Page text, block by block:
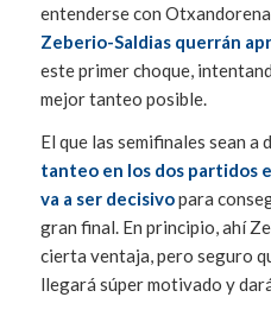
entenderse con
Zeberio-Saldias querrán
este primer choque,
mejor tanteo posible.
El que las semifinales sean a
tanteo en los dos partidos
va a ser decisivopara
gran final. En principio, ahí
cierta ventaja, pero seguro
llegará súper motivado y